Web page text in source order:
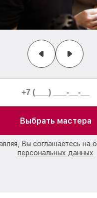
Выбрать мастера
Вы соглашаетесь на
персональных данных